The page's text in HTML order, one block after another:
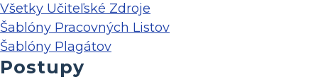
Všetky Učiteľské Zdroje
Šablóny Pracovných Listov
Šablóny Plagátov
Postupy